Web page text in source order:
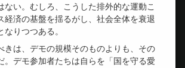
ない。むしろ、こうした排外的な運動こ
経済の基盤を揺るがし、社会全体を衰退
りつつある。
きは、デモの規模そのものよりも、その
。デモ参加者たちは自らを「国を守る愛